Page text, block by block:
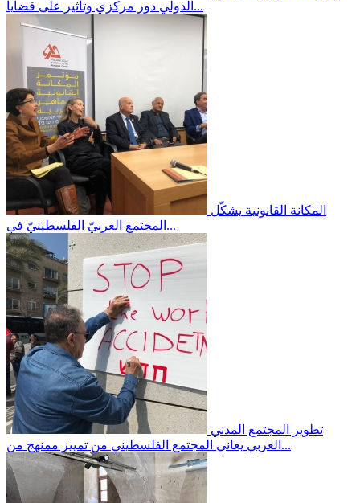
الدولي دور مركزي وتأثير على قضايا...
المكانة القانونية يشكّل
المجتمع العربيّ الفلسطينيّ في...
العربي يعاني المجتمع الفلسطيني من تمييز ممنهج من...